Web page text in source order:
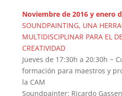
Noviembre de 2016 y enero
SOUNDPAINTING, UNA
MULTIDISCIPLINAR PARA EL
CREATIVIDAD
Jueves de 17:30h a 20:30h ~
formación para maestros y
la CAM
Soundpainter: Ricardo